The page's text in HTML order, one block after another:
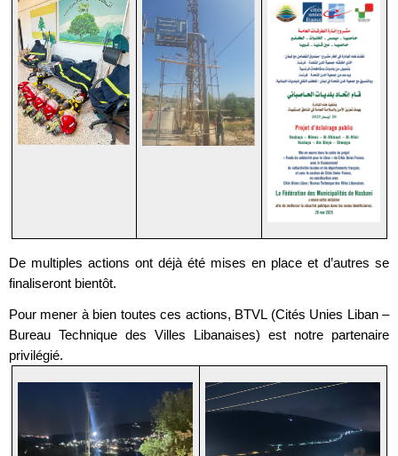
De multiples actions ont déjà été mises en place et d’autres se
finaliseront bientôt.
Pour mener à bien toutes ces actions, BTVL (Cités Unies Liban –
Bureau Technique des Villes Libanaises) est notre partenaire
privilégié.